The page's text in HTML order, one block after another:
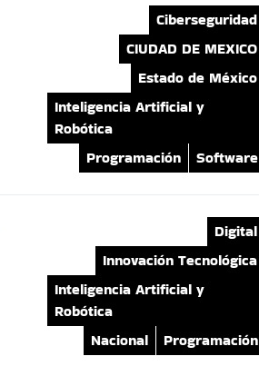
Ciberseguridad
CIUDAD DE MEXICO
Estado de México
Inteligencia Artificial y
Robótica
Programación
Software
Digital
Innovación Tecnológica
Inteligencia Artificial y
Robótica
Nacional
Programación